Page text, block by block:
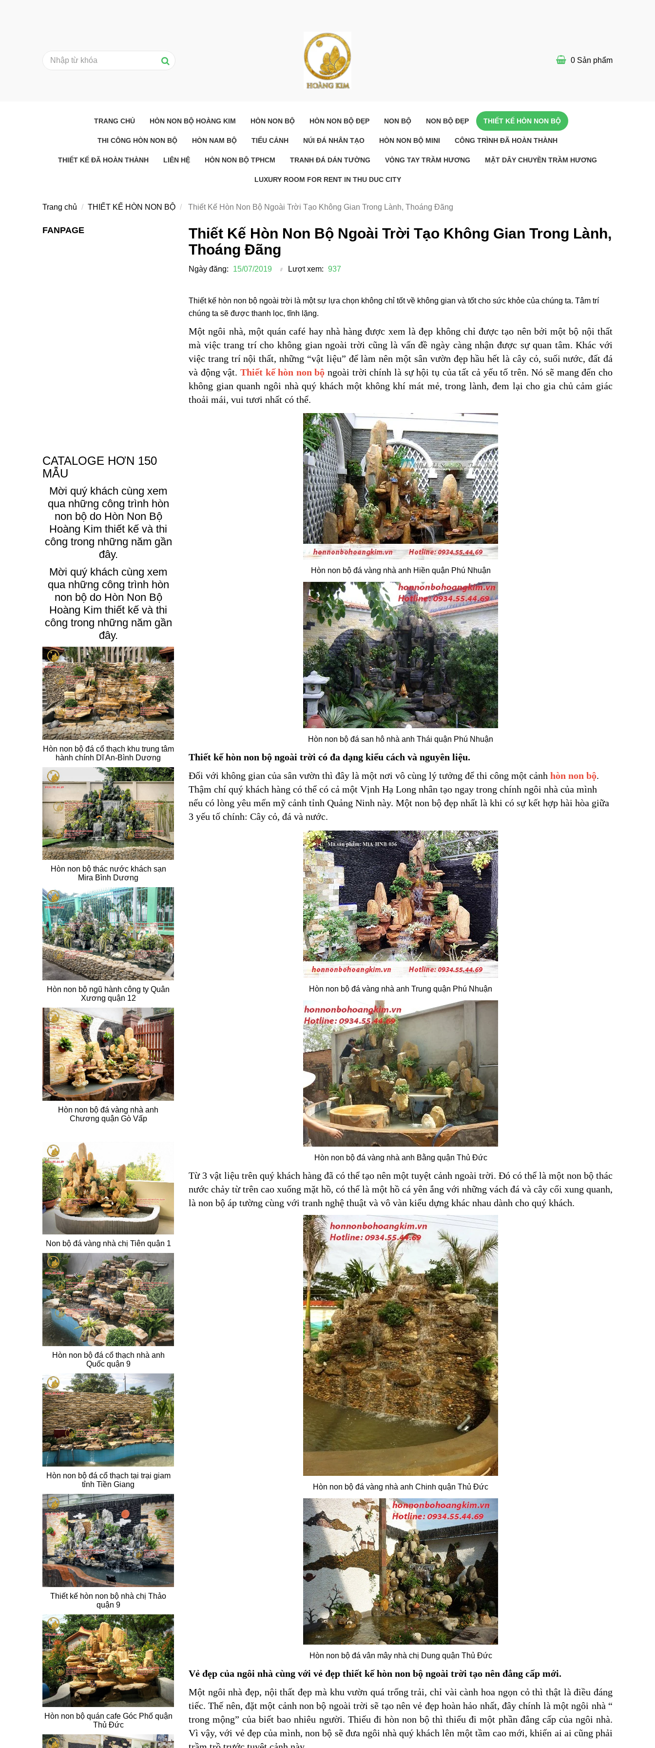
Thiết Kế Hòn Non Bộ Ngoài Trời Tạo Không Gian Trong Lành,
Thoáng Đãng
Ngày đăng: 15/07/2019 Lượt xem: 937
Thiết kế hòn non bộ ngoài trời là một sự lựa chọn không chỉ tốt về không gian và tốt cho sức khỏe của chúng ta. Tâm trí
chúng ta sẽ được thanh lọc, tĩnh lặng.
Một ngôi nhà, một quán café hay nhà hàng được xem là đẹp không chỉ được tạo nên bởi một bộ nội thất
mà việc trang trí cho không gian ngoài trời cũng là vấn đề ngày càng nhận được sự quan tâm. Khác với
việc trang trí nội thất, những “vật liệu” để làm nên một sân vườn đẹp hầu hết là cây cỏ, suối nước, đất đá
và động vật. Thiết kế hòn non bộ ngoài trời chính là sự hội tụ của tất cả yếu tố trên. Nó sẽ mang đến cho
không gian quanh ngôi nhà quý khách một không khí mát mẻ, trong lành, đem lại cho gia chủ cảm giác
thoải mái, vui tươi nhất có thể.
Hòn non bộ đá vàng nhà anh Hiền quận Phú Nhuận
Hòn non bộ đá san hô nhà anh Thái quận Phú Nhuận
Thiết kế hòn non bộ ngoài trời có đa dạng kiểu cách và nguyên liệu.
Đối với không gian của sân vườn thì đây là một nơi vô cùng lý tưởng để thi công một cảnh hòn non bộ.
Thậm chí quý khách hàng có thể có cả một Vịnh Hạ Long nhân tạo ngay trong chính ngôi nhà của mình
nếu có lòng yêu mến mỹ cảnh tỉnh Quảng Ninh này. Một non bộ đẹp nhất là khi có sự kết hợp hài hòa giữa
3 yếu tố chính: Cây cỏ, đá và nước.
Hòn non bộ đá vàng nhà anh Trung quận Phú Nhuận
Hòn non bộ đá vàng nhà anh Bằng quận Thủ Đức
Từ 3 vật liệu trên quý khách hàng đã có thể tạo nên một tuyệt cảnh ngoài trời. Đó có thể là một non bộ thác
nước chảy từ trên cao xuống mặt hồ, có thể là một hồ cá yên ắng với những vách đá và cây cối xung quanh,
là non bộ áp tường cùng với tranh nghệ thuật và vô vàn kiểu dựng khác nhau dành cho quý khách.
Hòn non bộ đá vàng nhà anh Chinh quận Thủ Đức
Hòn non bộ đá vân mây nhà chị Dung quận Thủ Đức
Vẻ đẹp của ngôi nhà cùng với vẻ đẹp thiết kế hòn non bộ ngoài trời tạo nên đẳng cấp mới.
Một ngôi nhà đẹp, nội thất đẹp mà khu vườn quá trống trải, chỉ vài cành hoa ngọn cỏ thì thật là điều đáng
tiếc. Thế nên, đặt một cảnh non bộ ngoài trời sẽ tạo nên vẻ đẹp hoàn hảo nhất, đây chính là một ngôi nhà “
trong mộng” của biết bao nhiêu người. Thiếu đi hòn non bộ thì thiếu đi một phần đẳng cấp của ngôi nhà.
Vì vậy, với vẻ đẹp của mình, non bộ sẽ đưa ngôi nhà quý khách lên một tầm cao mới, khiến ai ai cũng phải
FANPAGE
CATALOGE HƠN 150
MẪU
Mời quý khách cùng xem
qua những công trình hòn
non bộ do Hòn Non Bộ
Hoàng Kim thiết kế và thi
công trong những năm gần
đây.
Mời quý khách cùng xem
qua những công trình hòn
non bộ do Hòn Non Bộ
Hoàng Kim thiết kế và thi
công trong những năm gần
đây.
Hòn non bộ đá cổ thạch khu trung tâm
hành chính Dĩ An-Bình Dương
Hòn non bộ thác nước khách sạn
Mira Bình Dương
Hòn non bộ ngũ hành công ty Quân
Xương quận 12
Hòn non bộ đá vàng nhà anh
Chương quận Gò Vấp
Non bộ đá vàng nhà chị Tiên quận 1
Hòn non bộ đá cổ thạch nhà anh
Quốc quận 9
Hòn non bộ đá cổ thạch tại trại giam
tỉnh Tiền Giang
Thiết kế hòn non bộ nhà chị Thảo
quận 9
Hòn non bộ quán cafe Góc Phố quận
Thủ Đức
0 Sản phẩm
TRANG CHỦ HÒN NON BỘ HOÀNG KIM HÒN NON BỘ HÒN NON BỘ ĐẸP NON BỘ NON BỘ ĐẸP THIẾT KẾ HÒN NON BỘ
THI CÔNG HÒN NON BỘ HÒN NAM BỘ TIỂU CẢNH NÚI ĐÁ NHÂN TẠO HÒN NON BỘ MINI CÔNG TRÌNH ĐÃ HOÀN THÀNH
THIẾT KẾ ĐÃ HOÀN THÀNH LIÊN HỆ HÒN NON BỘ TPHCM TRANH ĐÁ DÁN TƯỜNG VÒNG TAY TRẦM HƯƠNG MẶT DÂY CHUYỀN TRẦM HƯƠNG
LUXURY ROOM FOR RENT IN THU DUC CITY
Trang chủ THIẾT KẾ HÒN NON BỘ Thiết Kế Hòn Non Bộ Ngoài Trời Tạo Không Gian Trong Lành, Thoáng Đãng